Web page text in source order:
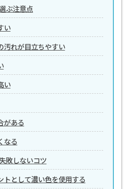
ぶ注意点
い
汚れが目立ちやすい
い
がある
なる
敗しないコツ
トとして濃い色を使用する